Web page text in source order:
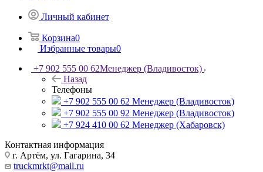
Личный кабинет
Корзина0
Избранные товары0
+7 902 555 00 62Менеджер (Владивосток)
Назад
Телефоны
+7 902 555 00 62 Менеджер (Владивосток)
+7 902 555 00 92 Менеджер (Владивосток)
+7 924 410 00 62 Менеджер (Хабаровск)
Контактная информация
г. Артём, ул. Гагарина, 34
truckmrkt@mail.ru